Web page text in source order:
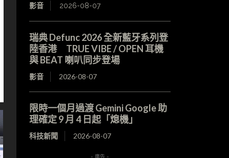
影音 2026-08-07
瑞典 Defunc 2026 全新藍牙系列登
陸香港 TRUE VIBE / OPEN 耳機
與 BEAT 喇叭同步登場
影音 2026-08-07
限時一個月過渡 Gemini Google 助
理確定 9 月 4 日起「熄機」
科技新聞 2026-08-07
- 廣告 -